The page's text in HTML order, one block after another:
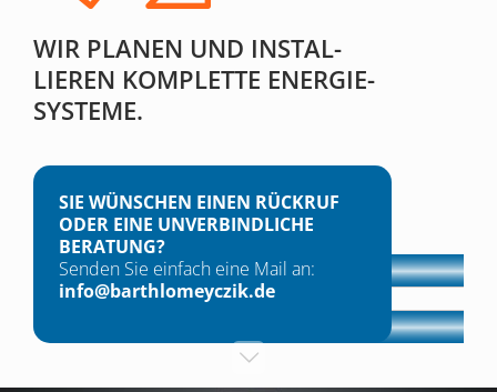
WIR PLANEN UND INSTAL­
LIEREN KOMP­LETTE ENERGIE­
SYSTEME.
SIE WÜNSCHEN EINEN RÜCKRUF
ODER EINE UNVERBINDLICHE
BERATUNG?
Senden Sie einfach eine Mail an:
info@barthlomeyczik.de